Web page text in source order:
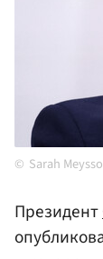
Sarah
Президент